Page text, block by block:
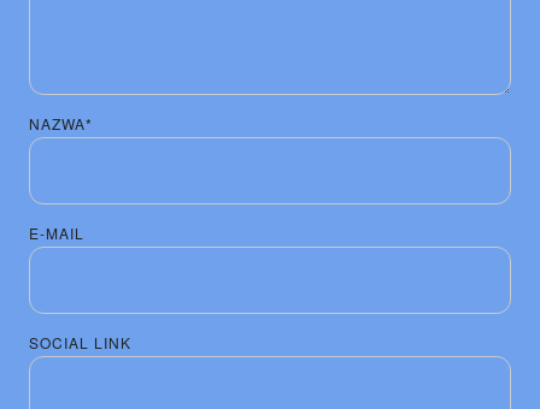
NAZWA*
E-MAIL
SOCIAL LINK